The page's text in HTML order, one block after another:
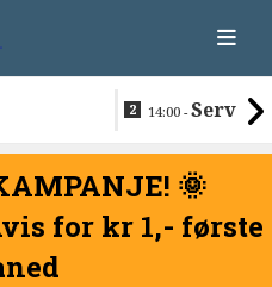
14:00 -
beboerne
🌞
for kr 1,- første